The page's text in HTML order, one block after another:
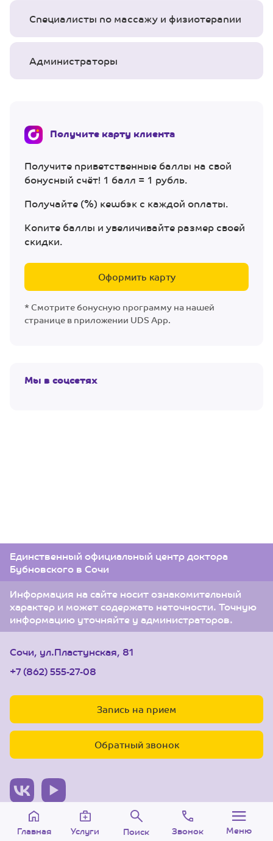
Специалисты по массажу и физиотерапии
Администраторы
Получите карту клиента
Получите приветственные баллы на свой
бонусный счёт! 1 балл = 1 рубль.
Получайте (%) кешбэк с каждой оплаты.
Копите баллы и увеличивайте размер своей
скидки.
Оформить карту
* Смотрите бонусную программу на нашей
странице в приложении UDS App.
Мы в соцсетях
Единственный официальный центр доктора
Бубновского в Сочи
Информация на сайте носит ознакомительный
характер и может содержать неточности. Точную
информацию уточняйте у администраторов.
Сочи, ул.Пластунская, 81
+7 (862) 555-27-08
Запись на прием
Обратный звонок
© 2005-2026 Центр доктора Бубновского в Сочи.
Главная Услуги Поиск Звонок Меню